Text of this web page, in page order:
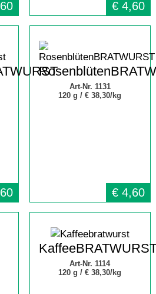
€ 4,60
Art-Nr. 1131
120 g /€ 38,30/kg
€ 4,60
Art-Nr. 1114
120 g /€ 38,30/kg